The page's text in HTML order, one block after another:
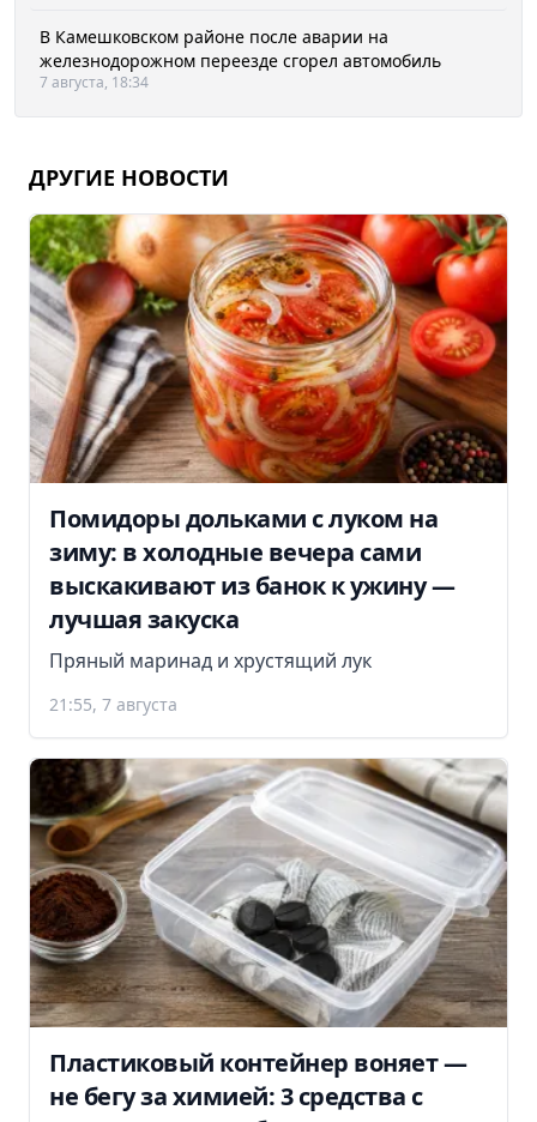
В Камешковском районе после аварии на
железнодорожном переезде сгорел автомобиль
7 августа, 18:34
ДРУГИЕ НОВОСТИ
Помидоры дольками с луком на
зиму: в холодные вечера сами
выскакивают из банок к ужину —
лучшая закуска
Пряный маринад и хрустящий лук
21:55, 7 августа
Пластиковый контейнер воняет —
не бегу за химией: 3 средства с